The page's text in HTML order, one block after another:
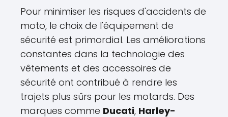
Pour minimiser les risques d'accidents de
moto, le choix de l'équipement de
sécurité est primordial. Les améliorations
constantes dans la technologie des
vêtements et des accessoires de
sécurité ont contribué à rendre les
trajets plus sûrs pour les motards. Des
marques comme Ducati, Harley-